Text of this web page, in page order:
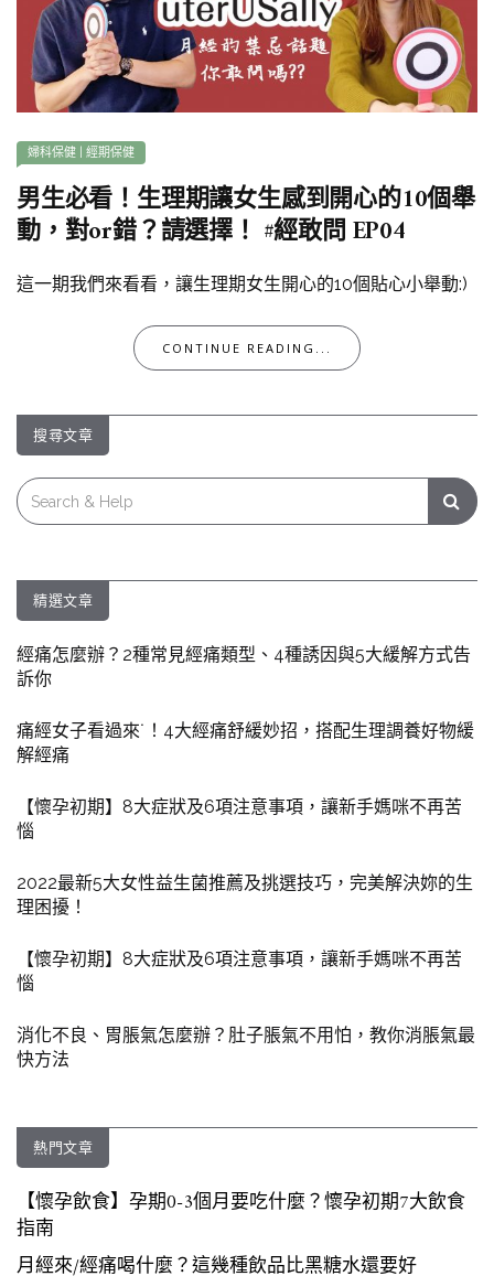
婦科保健 經期保健
男生必看！生理期讓女生感到開心的10個舉
動，對or錯？請選擇！ #經敢問 EP04
這一期我們來看看，讓生理期女生開心的10個貼心小舉動:)
CONTINUE READING...
搜尋文章
Search
for:
精選文章
經痛怎麼辦？2種常見經痛類型、4種誘因與5大緩解方式告
訴你
痛經女子看過來˙！4大經痛舒緩妙招，搭配生理調養好物緩
解經痛
【懷孕初期】8大症狀及6項注意事項，讓新手媽咪不再苦
惱
2022最新5大女性益生菌推薦及挑選技巧，完美解決妳的生
理困擾！
【懷孕初期】8大症狀及6項注意事項，讓新手媽咪不再苦
惱
消化不良、胃脹氣怎麼辦？肚子脹氣不用怕，教你消脹氣最
快方法
熱門文章
【懷孕飲食】孕期0-3個月要吃什麼？懷孕初期7大飲食
指南
月經來/經痛喝什麼？這幾種飲品比黑糖水還要好